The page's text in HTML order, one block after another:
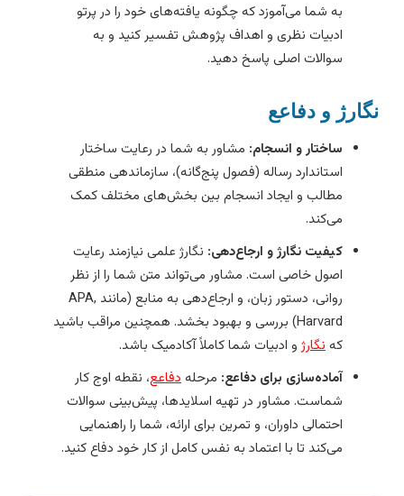
به شما می‌آموزد که چگونه یافته‌های خود را در پرتو
ادبیات نظری و اهداف پژوهش تفسیر کنید و به
سوالات اصلی پاسخ دهید.
و دفاعع
ساختار و انسجام:مشاور به شما در رعایت ساختار
استاندارد رساله (فصول پنج‌گانه)، سازماندهی منطقی
مطالب و ایجاد انسجام بین بخش‌های مختلف کمک
می‌کند.
کیفیت نگارژ و ارجاع‌دهی:نگارژ علمی نیازمند رعایت
اصول خاصی است. مشاور می‌تواند متن شما را از نظر
روانی، دستور زبان، و ارجاع‌دهی به منابع (مانند APA,
Harvard) بررسی و بهبود بخشد. همچنین مراقب باشید
نگارژو ادبیات شما کاملاً آکادمیک باشد.
آماده‌سازی برای دفاعع:مرحلهدفاعع، نقطه اوج کار
شماست. مشاور در تهیه اسلایدها، پیش‌بینی سوالات
احتمالی داوران، و تمرین برای ارائه، شما را راهنمایی
می‌کند تا با اعتماد به نفس کامل از کار خود دفاع کنید.